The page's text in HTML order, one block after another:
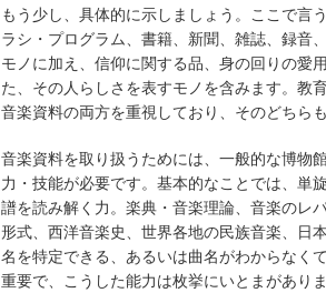
もう少し、具体的に示しましょう。ここで言
ラシ・プログラム、書籍、新聞、雑誌、録音
モノに加え、信仰に関する品、身の回りの愛
た、その人らしさを表すモノを含みます。教
音楽資料の両方を重視しており、そのどちら
音楽資料を取り扱うためには、一般的な博物
力・技能が必要です。基本的なことでは、単
譜を読み解く力。楽典・音楽理論、音楽のレ
形式、西洋音楽史、世界各地の民族音楽、日
名を特定できる、あるいは曲名がわからなく
重要で、こうした能力は枚挙にいとまがありま